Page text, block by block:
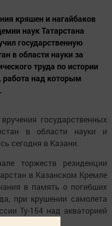
кряшен и нагайбаков
наук Татарстана
государственную
в области науки за
труда по истории
работа над которым
государственных
в области науки и
сегодня в Казани.
торжеств резиденции
в Казанском Кремле
в память о погибших
при крушении самолета
Ту-154 над акваторией